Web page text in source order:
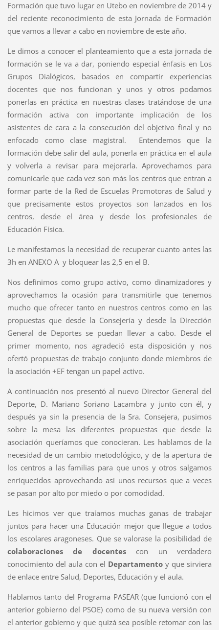
Formación que tuvo lugar en Utebo en noviembre de 2014 y
del reciente reconocimiento de esta Jornada de Formación
que vamos a llevar a cabo en noviembre de este año.
Le dimos a conocer el planteamiento que a esta jornada de
formación se le va a dar, poniendo especial énfasis en Los
Grupos Dialógicos, basados en compartir experiencias
docentes que nos funcionan y unos y otros podamos
ponerlas en práctica en nuestras clases tratándose de una
formación activa con importante implicación de los
asistentes de cara a la consecución del objetivo final y no
enfocado como clase magistral. Entendemos que la
formación debe salir del aula, ponerla en práctica en el aula
y volverla a revisar para mejorarla. Aprovechamos para
comunicarle que cada vez son más los centros que entran a
formar parte de la Red de Escuelas Promotoras de Salud y
que precisamente estos proyectos son lanzados en los
centros, desde el área y desde los profesionales de
Educación Física.
Le manifestamos la necesidad de recuperar cuanto antes las
3h en ANEXO A y bloquear las 2,5 en el B.
Nos definimos como grupo activo, como dinamizadores y
aprovechamos la ocasión para transmitirle que tenemos
mucho que ofrecer tanto en nuestros centros como en las
propuestas que desde la Consejería y desde la Dirección
General de Deportes se puedan llevar a cabo. Desde el
primer momento, nos agradeció esta disposición y nos
ofertó propuestas de trabajo conjunto donde miembros de
la asociación +EF tengan un papel activo.
A continuación nos presentó al nuevo Director General del
Deporte, D. Mariano Soriano Lacambra y junto con él, y
después ya sin la presencia de la Sra. Consejera, pusimos
sobre la mesa las diferentes propuestas que desde la
asociación queríamos que conocieran. Les hablamos de la
necesidad de un cambio metodológico, y de la apertura de
los centros a las familias para que unos y otros salgamos
enriquecidos aprovechando así unos recursos que a veces
se pasan por alto por miedo o por comodidad.
Les hicimos ver que traíamos muchas ganas de trabajar
juntos para hacer una Educación mejor que llegue a todos
los escolares aragoneses. Que se valorase la posibilidad de
colaboraciones de docentescon un verdadero
conocimiento del aula con el Departamento y que sirviera
de enlace entre Salud, Deportes, Educación y el aula.
Hablamos tanto del Programa PASEAR (que funcionó con el
anterior gobierno del PSOE) como de su nueva versión con
el anterior gobierno y que quizá sea posible retomar con las